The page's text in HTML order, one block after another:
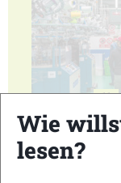
11
Wie
lesen?